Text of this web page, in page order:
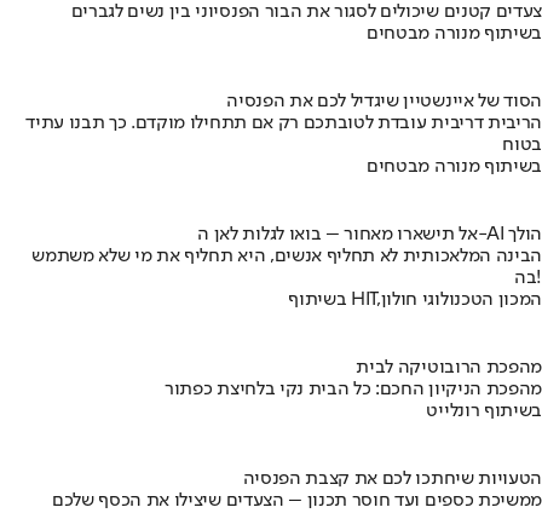
צעדים קטנים שיכולים לסגור את הבור הפנסיוני בין נשים לגברים
בשיתוף מנורה מבטחים
הסוד של איינשטיין שיגדיל לכם את הפנסיה
הריבית דריבית עובדת לטובתכם רק אם תתחילו מוקדם. כך תבנו עתיד
בטוח
בשיתוף מנורה מבטחים
אל תישארו מאחור – בואו לגלות לאן ה-AI הולך
הבינה המלאכותית לא תחליף אנשים, היא תחליף את מי שלא משתמש
בה!
בשיתוף HIT,המכון הטכנולוגי חולון
מהפכת הרובוטיקה לבית
מהפכת הניקיון החכם: כל הבית נקי בלחיצת כפתור
בשיתוף רונלייט
הטעויות שיחתכו לכם את קצבת הפנסיה
ממשיכת כספים ועד חוסר תכנון – הצעדים שיצילו את הכסף שלכם